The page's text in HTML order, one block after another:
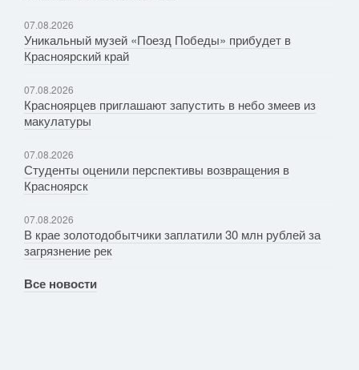
07.08.2026
Уникальный музей «Поезд Победы» прибудет в
Красноярский край
07.08.2026
Красноярцев приглашают запустить в небо змеев из
макулатуры
07.08.2026
Студенты оценили перспективы возвращения в
Красноярск
07.08.2026
В крае золотодобытчики заплатили 30 млн рублей за
загрязнение рек
Все новости